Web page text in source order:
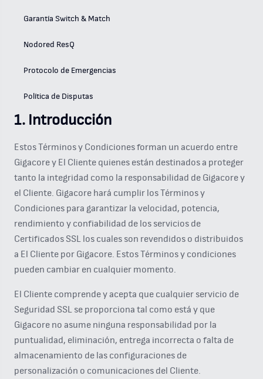
Garantía Switch & Match
Nodored ResQ
Protocolo de Emergencias
Política de Disputas
1. Introducción
Estos Términos y Condiciones forman un acuerdo entre
Gigacore y El Cliente quienes están destinados a proteger
tanto la integridad como la responsabilidad de Gigacore y
el Cliente. Gigacore hará cumplir los Términos y
Condiciones para garantizar la velocidad, potencia,
rendimiento y confiabilidad de los servicios de
Certificados SSL los cuales son revendidos o distribuidos
a El Cliente por Gigacore. Estos Términos y condiciones
pueden cambiar en cualquier momento.
El Cliente comprende y acepta que cualquier servicio de
Seguridad SSL se proporciona tal como está y que
Gigacore no asume ninguna responsabilidad por la
puntualidad, eliminación, entrega incorrecta o falta de
almacenamiento de las configuraciones de
personalización o comunicaciones del Cliente.